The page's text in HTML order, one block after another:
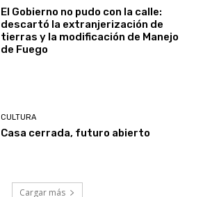
El Gobierno no pudo con la calle:
descartó la extranjerización de
tierras y la modificación de Manejo
de Fuego
CULTURA
Casa cerrada, futuro abierto
Cargar más